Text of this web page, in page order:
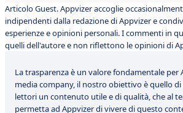
Articolo Guest. Appvizer accoglie
indipendenti dalla redazione di Appvizer e
esperienze e opinioni personali. I commenti in
quelli dell'autore e non riflettono le opinioni di
La trasparenza è un valore fondamentale per
media company, il nostro obiettivo è quello
lettori un contenuto utile e di qualità, che al
permetta ad Appvizer di vivere di questo